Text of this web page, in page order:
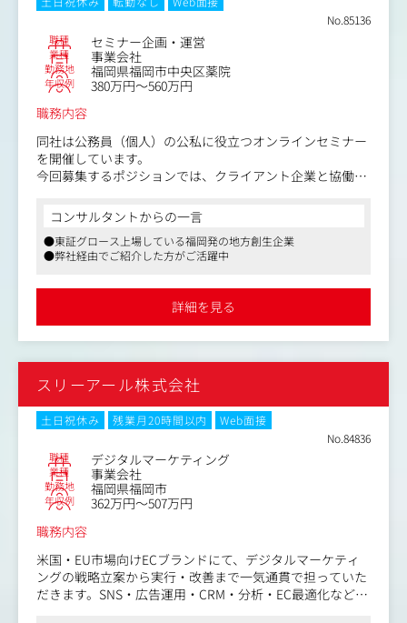
「今の仕事が合ってない気がする」「スキルをつけたいけ
ど何から始めればいいかわからない」
そういったモヤモヤを抱えた人の思考を整理し、次のステ
ップへの確信を持ってもらうことがゴールです。
② 求人マッチングと推薦
求職者のプロフィール・志向・スキルセットをもとに求人
を選定し、推薦します。
「とりあえず数を当てる」のではなく、求職者と企業の双
方にとって納得感のあるマッチングを追求します。
③ 選考サポート
書類添削・面接対策・企業との日程調整・内定後のフォロ
ーまで、求職者に伴走します。
内定承諾がゴールではなく、入社後に「この選択でよかっ
自分でパイプラインを管理し、面談設定・推薦・フォロー
く仕事です。
案件登録・進捗更新・データ管理も担当します。ツールを
使いこなしながら、どの求職者がどのフェーズにいるかを
常に把握しておくことが求められます。
No.85136
職種 セミナー企画・運営
業種 事業会社
勤務地 福岡県福岡市中央区薬院
年収例
380万円～560万円
職務内容
同社は公務員（個人）の公私に役立つオンラインセミナー
を開催しています。
今回募集するポジションでは、クライアント企業と協働し
ていただきます。
運営を軸に、セミナー全体の構成や進行設計、当日の司
会、実施後の改善までを担い、参加者（公務員）満足度と
クライアント企業および社内の関連チームと連携し、
計・運営を一貫して担当します。
・ユーザー（公務員）動向／他社セミナーの調査
・クライアント企業と企画内容や講演内容について調整
・セミナーのプログラム設計・進捗管理
・セミナー当日の司会
・集客チーム（チラシなど販促物を制作するチーム）との
連携
・受講後アンケート・データの回収
・フィードバックをもとにした改善提案・次回企画への反
映
・セミナー運営品質の標準化・再現性向上に向けた整理
※直近では、NISA・保険など、公務員の関心が高い資産形
コンサルタントからの一言
●東証グロース上場している福岡発の地方創生企業
●弊社経由でご紹介した方がご活躍中
詳細を見る
スリーアール株式会社
土日祝休み 残業月20時間以内
Web面接
No.84836
職種 デジタルマーケティング
業種 事業会社
勤務地 福岡県福岡市
年収例
362万円～507万円
職務内容
米国・EU市場向けECブランドにて、デジタルマーケティ
ングの戦略立案から実行・改善まで一気通貫で担っていた
だきます。SNS・広告運用・CRM・分析・EC最適化など、